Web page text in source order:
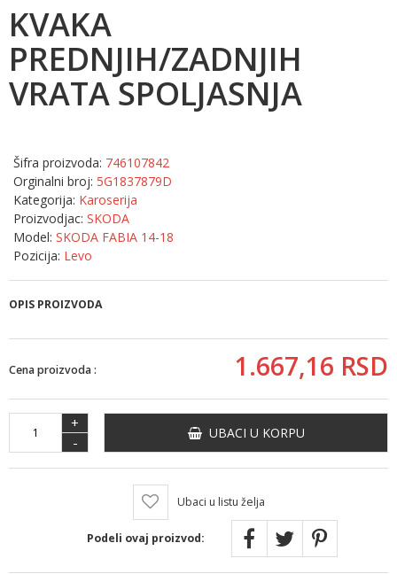
KVAKA
PREDNJIH/ZADNJIH
VRATA SPOLJASNJA
Šifra proizvoda: 746107842
Orginalni broj: 5G1837879D
Kategorija: Karoserija
Proizvodjac: SKODA
Model: SKODA FABIA 14-18
Pozicija: Levo
OPIS PROIZVODA
Cena proizvoda : 1.667,16 RSD
+
-
UBACI U KORPU
Ubaci u listu želja
Podeli ovaj proizvod: